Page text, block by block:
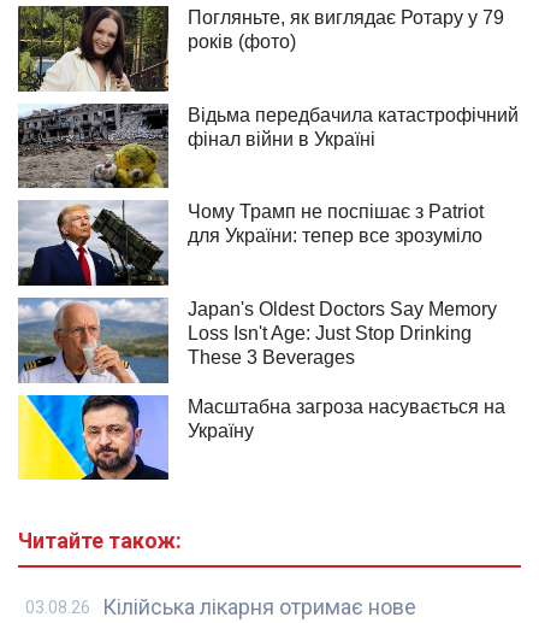
Читайте також:
Кілійська лікарня отримає нове
03.08.26